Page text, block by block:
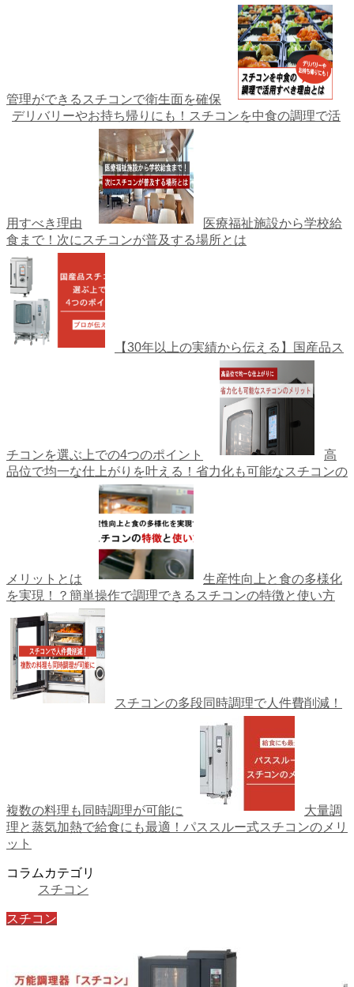
管理ができるスチコンで衛生面を確保
デリバリーやお持ち帰りにも！スチコンを中食の調理で活
用すべき理由
医療福祉施設から学校給
食まで！次にスチコンが普及する場所とは
【30年以上の実績から伝える】国産品ス
チコンを選ぶ上での4つのポイント
高
品位で均一な仕上がりを叶える！省力化も可能なスチコンの
メリットとは
生産性向上と食の多様化
を実現！？簡単操作で調理できるスチコンの特徴と使い方
スチコンの多段同時調理で人件費削減！
複数の料理も同時調理が可能に
大量調
理と蒸気加熱で給食にも最適！パススルー式スチコンのメリ
ット
コラムカテゴリ
スチコン
スチコン